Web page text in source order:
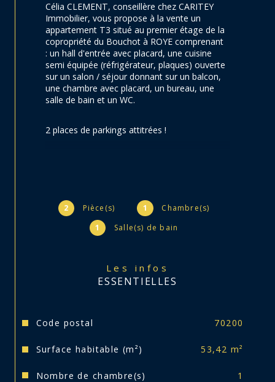
2 Pièce(s) 1
Chambre(s)
1
Salle(s) de bain
Les infos
ESSENTIELLES
Caractéristiques Valeurs
Code postal 70200
Surface habitable (m²) 53,42 m²
Nombre de chambre(s) 1
Célia CLEMENT, conseillère chez CARITEY
Immobilier, vous propose à la vente un
appartement T3 situé au premier étage de la
copropriété du Bouchot à ROYE comprenant
: un hall d'entrée avec placard, une cuisine
semi équipée (réfrigérateur, plaques) ouverte
sur un salon / séjour donnant sur un balcon,
une chambre avec placard, un bureau, une
salle de bain et un WC.
2 places de parkings attitrées !
453.06 € + 90 € de charges comprenant l'eau
froide, l'entretien des espaces verts et des
communs et les ordures ménagères.
(appartement + parking x2) est d'environ
1600 € par an.
directement sur notre site internet.